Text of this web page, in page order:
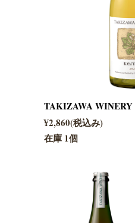
TAKIZAWA WINERY
¥2,860(税込み)
在庫 1個